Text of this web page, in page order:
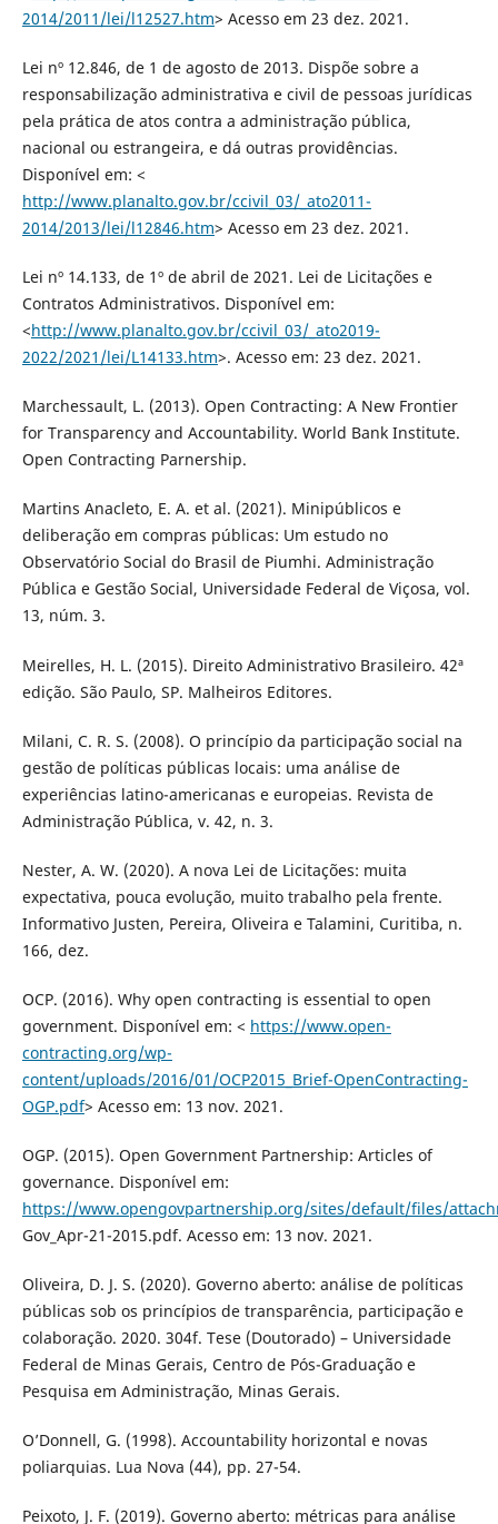
2014/2011/lei/l12527.htm> Acesso em 23 dez. 2021.
Lei nº 12.846, de 1 de agosto de 2013. Dispõe sobre a
responsabilização administrativa e civil de pessoas jurídicas
pela prática de atos contra a administração pública,
nacional ou estrangeira, e dá outras providências.
Disponível em: <
http://www.planalto.gov.br/ccivil_03/_ato2011-
2014/2013/lei/l12846.htm> Acesso em 23 dez. 2021.
Lei nº 14.133, de 1º de abril de 2021. Lei de Licitações e
Contratos Administrativos. Disponível em:
<http://www.planalto.gov.br/ccivil_03/_ato2019-
2022/2021/lei/L14133.htm>. Acesso em: 23 dez. 2021.
Marchessault, L. (2013). Open Contracting: A New Frontier
for Transparency and Accountability. World Bank Institute.
Open Contracting Parnership.
Martins Anacleto, E. A. et al. (2021). Minipúblicos e
deliberação em compras públicas: Um estudo no
Observatório Social do Brasil de Piumhi. Administração
Pública e Gestão Social, Universidade Federal de Viçosa, vol.
13, núm. 3.
Meirelles, H. L. (2015). Direito Administrativo Brasileiro. 42ª
edição. São Paulo, SP. Malheiros Editores.
Milani, C. R. S. (2008). O princípio da participação social na
gestão de políticas públicas locais: uma análise de
experiências latino-americanas e europeias. Revista de
Administração Pública, v. 42, n. 3.
Nester, A. W. (2020). A nova Lei de Licitações: muita
expectativa, pouca evolução, muito trabalho pela frente.
Informativo Justen, Pereira, Oliveira e Talamini, Curitiba, n.
166, dez.
OCP. (2016). Why open contracting is essential to open
government. Disponível em: < https://www.open-
contracting.org/wp-
content/uploads/2016/01/OCP2015_Brief-OpenContracting-
OGP.pdf> Acesso em: 13 nov. 2021.
OGP. (2015). Open Government Partnership: Articles of
governance. Disponível em:
https://www.opengovpartnership.org/sites/default/files/
Gov_Apr-21-2015.pdf. Acesso em: 13 nov. 2021.
Oliveira, D. J. S. (2020). Governo aberto: análise de políticas
públicas sob os princípios de transparência, participação e
colaboração. 2020. 304f. Tese (Doutorado) – Universidade
Federal de Minas Gerais, Centro de Pós-Graduação e
Pesquisa em Administração, Minas Gerais.
O’Donnell, G. (1998). Accountability horizontal e novas
poliarquias. Lua Nova (44), pp. 27-54.
Peixoto, J. F. (2019). Governo aberto: métricas para análise